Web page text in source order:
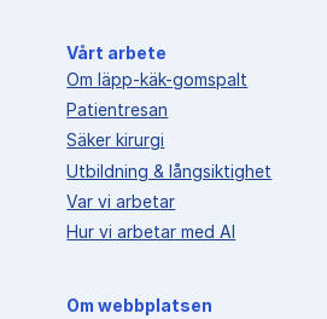
Vårt arbete
Om läpp-käk-gomspalt
Patientresan
Säker kirurgi
Utbildning & långsiktighet
Var vi arbetar
Hur vi arbetar med AI
Om webbplatsen